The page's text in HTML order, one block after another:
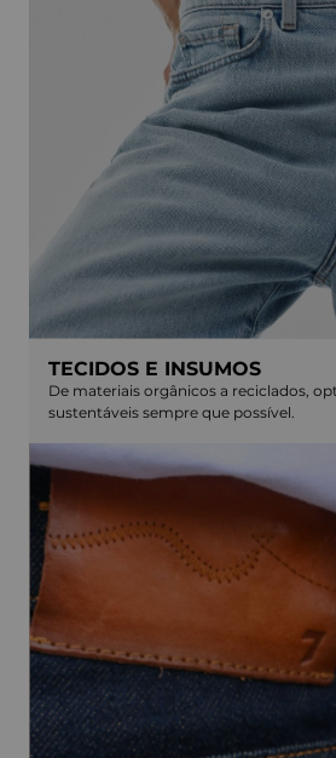
TECIDOS E INSUMOS
De materiais orgânicos a reciclados,
sustentáveis sempre que possível.